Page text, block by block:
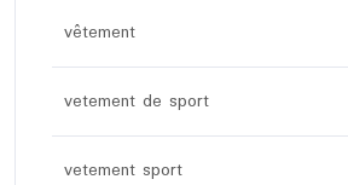
vêtement
vetement de sport
vetement sport